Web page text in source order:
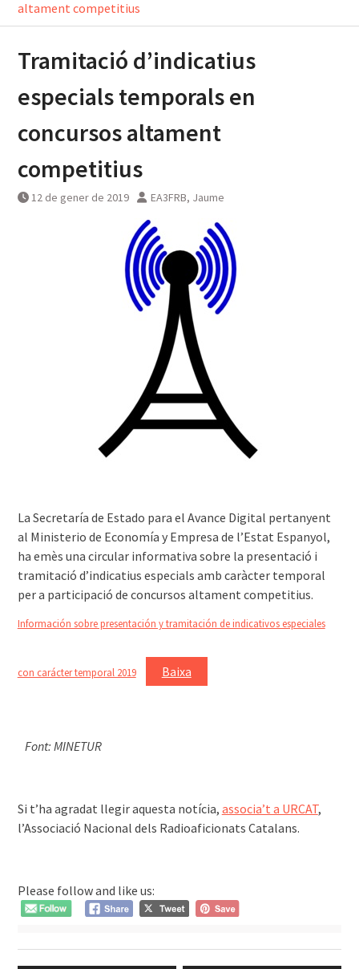
altament competitius
Tramitació d’indicatius
especials temporals en
concursos altament
competitius
12 de gener de 2019 EA3FRB, Jaume
͏͏La Secretaría de Estado para el Avance Digital pertanyent
al Ministerio de Economía y Empresa de l’Estat Espanyol,
ha emès una circular informativa sobre la presentació i
tramitació d’indicatius especials amb caràcter temporal
per a participació de concursos altament competitius.
Información sobre presentación y tramitación de indicativos especiales
con carácter temporal 2019 Baixa
Font: MINETUR
Si t’ha agradat llegir aquesta notícia, associa’t a URCAT,
l’Associació Nacional dels Radioaficionats Catalans.
Please follow and like us: